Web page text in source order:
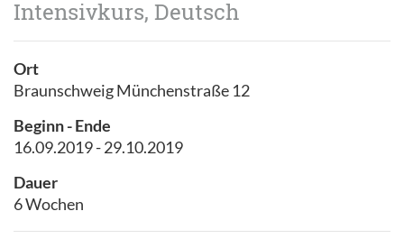
Intensivkurs, Deutsch
Ort
Braunschweig Münchenstraße 12
Beginn - Ende
16.09.2019 - 29.10.2019
Dauer
6 Wochen